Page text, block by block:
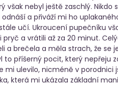
však nebyl ještě zaschlý.
odnáší a přiváží mi ho
učí. Ukroucení pupečníku
pryč a vrátili až za 20 minut.
a brečela a měla strach, že se
to příšerný pocit, který nepřeju
mi ulevilo, nicméně v porodnici
která mi ukázala základní